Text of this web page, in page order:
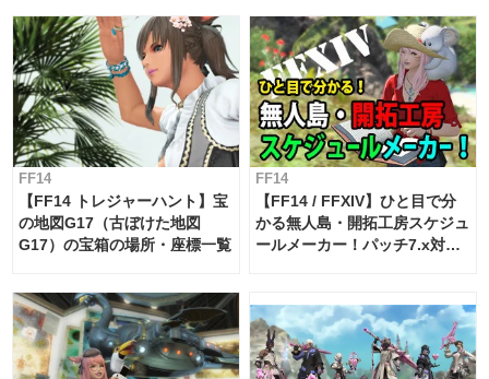
FF14
【FF14 トレジャーハント】宝
の地図G17（古ぼけた地図
G17）の宝箱の場所・座標一覧
FF14
【FF14 / FFXIV】ひと目で分
かる無人島・開拓工房スケジュ
ールメーカー！パッチ7.x対応